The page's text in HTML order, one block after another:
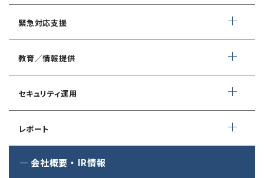
CSIRT構築／運用支援
インシデント初動対応準備支援
Shift Left コンサルティング
ネットワーク脆弱性診断
IoTセキュリティ診断
クラウドセキュリティ設定診断
アタックサーフェス調査
デイリー自動脆弱性診断
WEBサイトコンテンツ改ざん検知
緊急対応支援
デジタルフォレンジック
緊急対応サービス
教育／情報提供
セキュリスト（SecuriST）
EC-Council
（セキュリティエンジニア養成講座）
セキュリティ運用
マネージドセキュリティサービス (MSS)
Managed Security Service for AWS
レポート
SQAT セキュリティレポート
会社概要 ・ IR情報